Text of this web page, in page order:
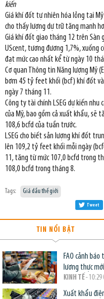
kiến
Giá khí đốt tự nhiên hóa lỏng tại
cho thấy lượng dự trữ tăng mạnh
Giá khí đốt giao tháng 12 trên Sàn
UScent, tương đương 1,7%, xuống
đạt mức cao nhất kể từ ngày 10
Cơ quan Thông tin Năng lượng Mỹ
bơm 45 tỷ feet khối (bcf) khí đốt
ngày 7 tháng 11.
Công ty tài chính LSEG dự kiến
của Mỹ, bao gồm cả xuất khẩu, sẽ
108,6 bcfd của tuần trước.
LSEG cho biết sản lượng khí đốt
lên 109,2 tỷ feet khối mỗi ngày
11, tăng từ mức 107,0 bcfd trong
108,0 bcfd trong tháng 8.
Tags: Giá dầu thế giới
Tweet
TIN NỔI BẬT
FAO cảnh
lương thực mới
KINH TẾ- 10:29
Xuất khẩu